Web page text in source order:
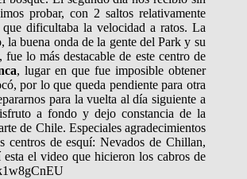
probar, con 2 saltos relativamente
dificultaba la velocidad a ratos. La
buena onda de la gente del Park y su
lo más destacable de este centro de
, lugar en que fue imposible obtener
por lo que queda pendiente para otra
para la vuelta al día siguiente a
a fondo y dejo constancia de la
de Chile. Especiales agradecimientos
de esquí: Nevados de Chillan,
el video que hicieron los cabros de